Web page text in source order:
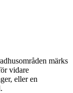
märks
vidare
eller en